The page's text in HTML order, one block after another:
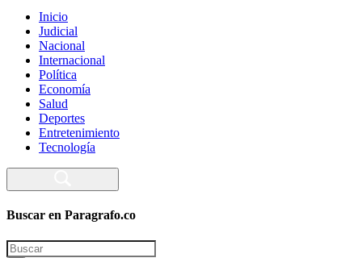
Inicio
Judicial
Nacional
Internacional
Política
Economía
Salud
Deportes
Entretenimiento
Tecnología
Buscar en Paragrafo.co
Search